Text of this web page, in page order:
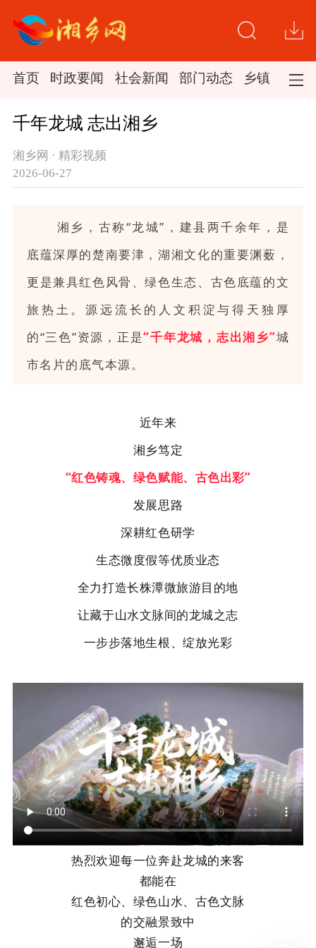
首页 时政要闻 社会新闻 部门动态 乡镇新闻
千年龙城 志出湘乡
湘乡网 · 精彩视频
2026-06-27
湘乡，古称“龙城”，建县两千余年，是
底蕴深厚的楚南要津，湖湘文化的重要渊薮，
更是兼具红色风骨、绿色生态、古色底蕴的文
旅热土。源远流长的人文积淀与得天独厚
的“三色”资源，正是“千年龙城，志出湘乡”城
市名片的底气本源。
近年来
湘乡笃定
“红色铸魂、绿色赋能、古色出彩”
发展思路
深耕红色研学
生态微度假等优质业态
全力打造长株潭微旅游目的地
让藏于山水文脉间的龙城之志
一步步落地生根、绽放光彩
热烈欢迎每一位奔赴龙城的来客
都能在
红色初心、绿色山水、古色文脉
的交融景致中
邂逅一场